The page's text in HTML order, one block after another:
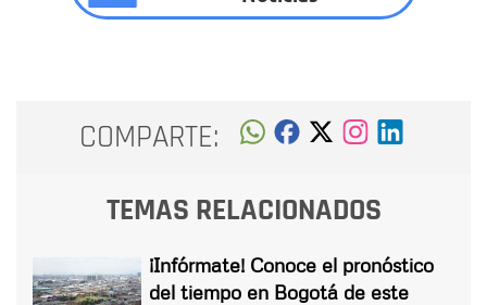
COMPARTE:
TEMAS RELACIONADOS
¡Infórmate! Conoce el pronóstico
del tiempo en Bogotá de este